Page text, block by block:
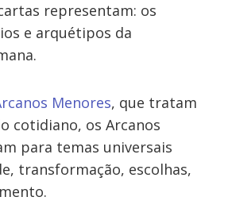
representam: os
e arquétipos da
Menores, que tratam
cotidiano, os Arcanos
para temas universais
transformação, escolhas,